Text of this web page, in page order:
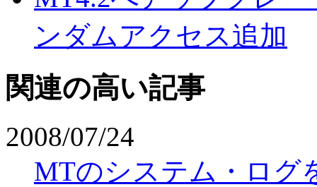
ンダムアクセス追加
関連の高い記事
2008/07/24
MTのシステム・ログ